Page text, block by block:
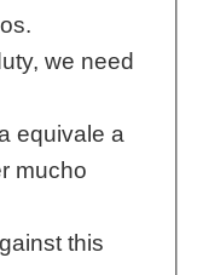
we need
equivale a
mucho
this